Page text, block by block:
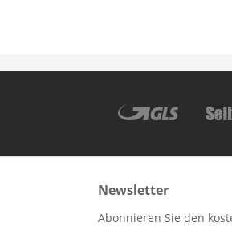
Newsletter
Abonnieren Sie den